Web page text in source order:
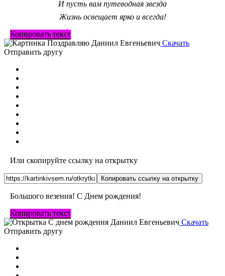
И пусть вам путеводная звезда
Жизнь освещает ярко и всегда!
Копировать текст
Скачать
Отправить другу
Или скопируйте ссылку на открытку
Копировать ссылку на открытку
Большого везения! С Днем рождения!
Копировать текст
Скачать
Отправить другу